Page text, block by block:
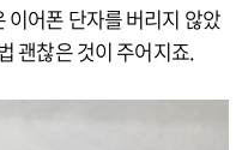
이어폰 단자를 버리지 않았
괜찮은 것이 주어지죠.